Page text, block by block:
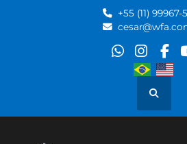
+55 (11) 99967-
whatsapp